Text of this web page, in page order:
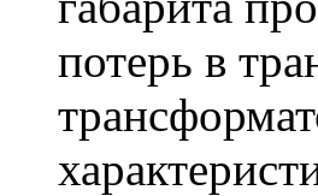
потерь в